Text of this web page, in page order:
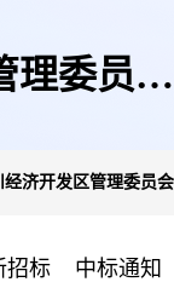
理委员会
经济开发区管理委员
招标 中标通知